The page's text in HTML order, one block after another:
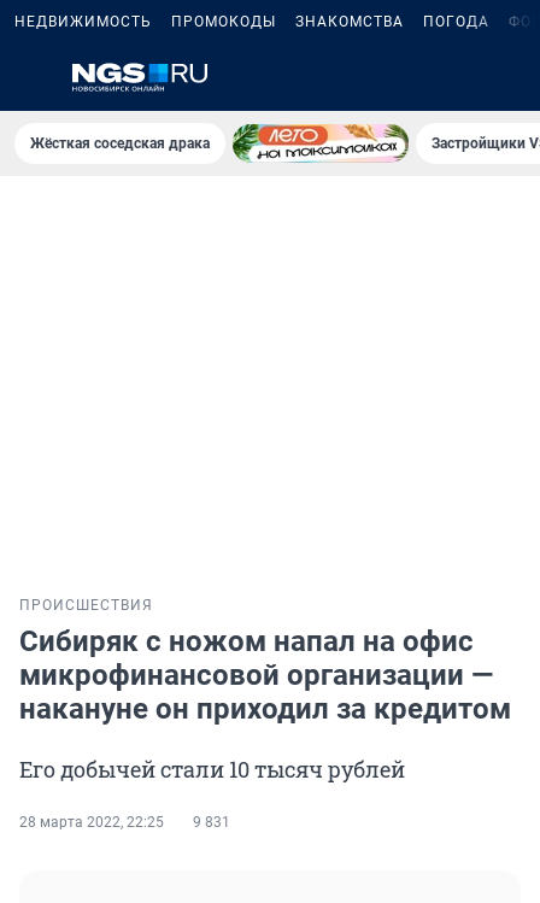
НЕДВИЖИМОСТЬ ПРОМОКОДЫ ЗНАКОМСТВА ПОГОДА
Жёсткая соседская драка Застройщики
ПРОИСШЕСТВИЯ
Сибиряк с ножом напал на офис
микрофинансовой организации —
накануне он приходил за кредитом
Его добычей стали 10 тысяч рублей
28 марта 2022, 22:25 9 831